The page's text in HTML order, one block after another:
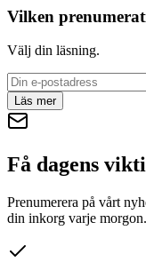
Vilken
Välj din läsning.
Läs mer
Få dagens
Prenumerera på vårt
din inkorg varje morgon.